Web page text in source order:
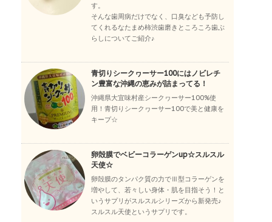
す。
そんな歯周病だけでなく、口臭なども予防し
てくれるなたまめ柿渋歯磨きところころ歯ぶ
らしについてご紹介♪
青切りシークヮーサー100にはノビレチ
ン豊富な沖縄の恵みが詰まってる！
沖縄県大宜味村産シークヮーサー100%使
用！青切りシークヮーサー100で美と健康を
キープ☆
卵殻膜でベビーコラーゲンup☆スルスル
天使☆
卵殻膜のタンパク質の力でⅢ型コラーゲンを
増やして、若々しい身体・肌を目指そう！と
いうサプリがスルスルシリーズから新発売♪
スルスル天使というサプリです。